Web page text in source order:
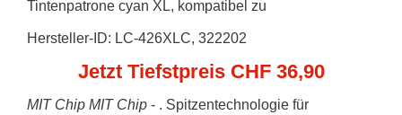
Tintenpatrone cyan XL, kompatibel zu
Hersteller-ID: LC-426XLC, 322202
Jetzt Tiefstpreis CHF 36,90
MIT Chip MIT Chip - . Spitzentechnologie für